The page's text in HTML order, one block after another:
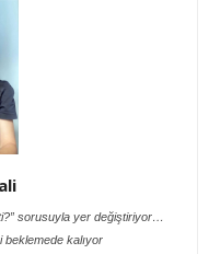
sorusuyla yer değiştiriyor…
beklemede kalıyor